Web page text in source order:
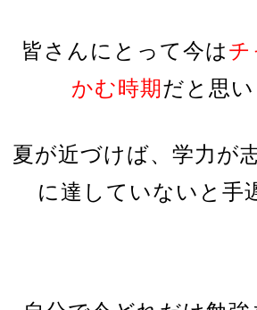
皆さんにとって今はチ
かむ時期だと思
夏が近づけば、学力が
に達していないと手